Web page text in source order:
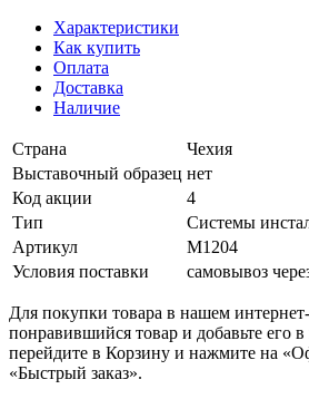
Характеристики
Как купить
Оплата
Доставка
Наличие
Страна
Чехия
Выставочный образец нет
Код акции
4
Тип
Системы
Артикул
M1204
Условия поставки
самовывоз
Для покупки товара в нашем
понравившийся товар и добавьте его в
перейдите в Корзину и нажмите на
«Быстрый заказ».